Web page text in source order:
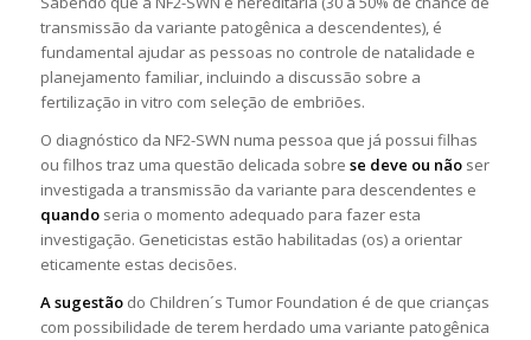
transmissão da variante patogênica a descendentes), é
fundamental ajudar as pessoas no controle de natalidade e
planejamento familiar, incluindo a discussão sobre a
fertilização in vitro com seleção de embriões.
O diagnóstico da NF2-SWN numa pessoa que já possui filhas
ou filhos traz uma questão delicada sobre se deve ou nãoser
investigada a transmissão da variante para descendentes e
quandoseria o momento adequado para fazer esta
investigação. Geneticistas estão habilitadas (os) a orientar
eticamente estas decisões.
A sugestãodo Children´s Tumor Foundation é de que crianças
com possibilidade de terem herdado uma variante patogênica